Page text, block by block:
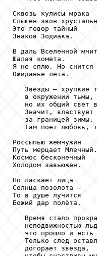
Сквозь кулисы мрака
Слышен звон
Это говор тайный
Знаков Зодиака.
В даль Вселенной
Шалая комета.
Я не сплю. Но снится
Ожиданье лета.
Звёзды – хрупкие
   в окружении тьмы,
но их общий свет
Значит, властвует
   за границей зимы.
Там поёт любовь,
Россыпью жемчужин
Путь мерцает Млечный.
Космос бесконечный
Холодом завьюжен.
Но ласкает лица
Солнца позолота –
То в душе лучится
Божий дар полёта.
Время стало
неподвижностью
что прошло и есть
Только след
   догорает звезда,